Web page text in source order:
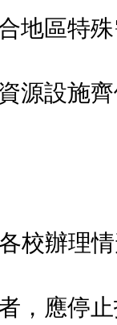
地區特
源設施
校辦理
，應停